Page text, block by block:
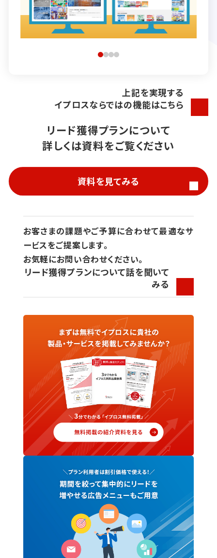
上記を実現する
イプロスならではの機能はこちら
リード獲得プランについて
詳しくは資料をご覧ください
資料を見てみる
お客さまの課題やご予算に合わせて最適なサ
ービスをご提案します。
お気軽にお問い合わせください。
リード獲得プランについて話を聞いて
みる